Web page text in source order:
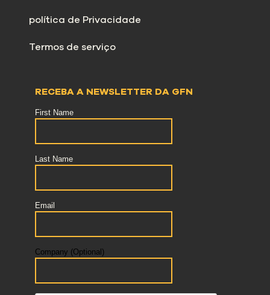
política de Privacidade
Termos de serviço
RECEBA A NEWSLETTER DA GFN